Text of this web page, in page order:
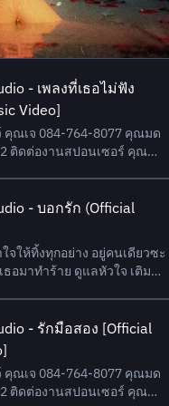
- เพลงที่เธอไม่ฟัง
Video]
8077 คุณมด
ณ
: Matinee.r@teroasia.com
ง #BedroomAudio
#teromusic Digital Downloa...
- บอกรัก (Official
จให้ทิ้งทุกอย่าง อยู่คนเดียวซะ
ธอมาทำร้าย ดูแลหัวใจ เติม
th/album/bxk-
- รักมือสอง [Official
8077 คุณมด
ณ